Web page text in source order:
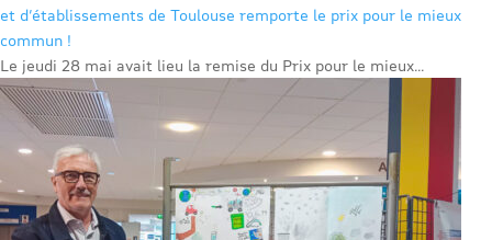
et d’établissements de Toulouse remporte le prix pour le mieux
commun !
Le jeudi 28 mai avait lieu la remise du Prix pour le mieux...